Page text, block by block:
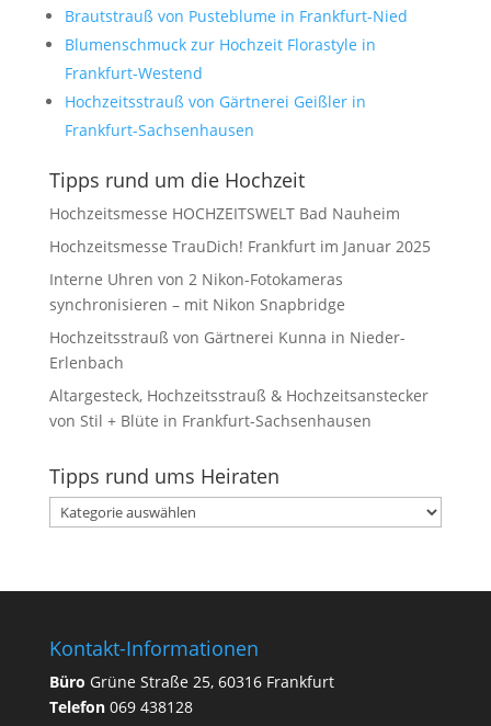
Brautstrauß von Pusteblume in Frankfurt-Nied
Blumenschmuck zur Hochzeit Florastyle in
Frankfurt-Westend
Hochzeitsstrauß von Gärtnerei Geißler in
Frankfurt-Sachsenhausen
Tipps rund um die Hochzeit
Hochzeitsmesse HOCHZEITSWELT Bad Nauheim
Hochzeitsmesse TrauDich! Frankfurt im Januar 2025
Interne Uhren von 2 Nikon-Fotokameras
synchronisieren – mit Nikon Snapbridge
Hochzeitsstrauß von Gärtnerei Kunna in Nieder-
Erlenbach
Altargesteck, Hochzeitsstrauß & Hochzeitsanstecker
von Stil + Blüte in Frankfurt-Sachsenhausen
Tipps rund ums Heiraten
Tipps
rund
Kontakt-Informationen
Büro Grüne Straße 25, 60316 Frankfurt
Telefon069 438128